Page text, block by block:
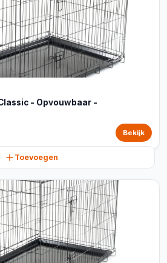
- Opvouwbaar -
Bekijk
Toevoegen